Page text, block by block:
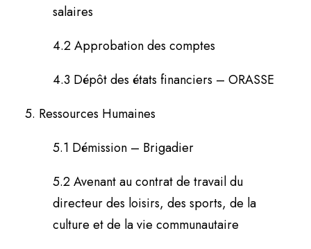
salaires
4.2 Approbation des comptes
4.3 Dépôt des états financiers – ORASSE
5. Ressources Humaines
5.1 Démission – Brigadier
5.2 Avenant au contrat de travail du
directeur des loisirs, des sports, de la
culture et de la vie communautaire